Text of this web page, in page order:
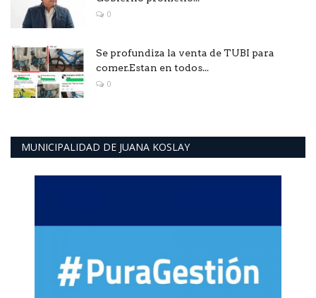
0
Se profundiza la venta de TUBI para
comer.Estan en todos...
0
MUNICIPALIDAD DE JUANA KOSLAY